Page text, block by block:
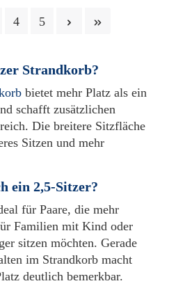
Strandkorb?
bietet mehr Platz als ein
schafft zusätzlichen
Die breitere Sitzfläche
Sitzen und mehr
ein 2,5-Sitzer?
für Paare, die mehr
Familien mit Kind oder
sitzen möchten. Gerade
im Strandkorb macht
deutlich bemerkbar.
4 5